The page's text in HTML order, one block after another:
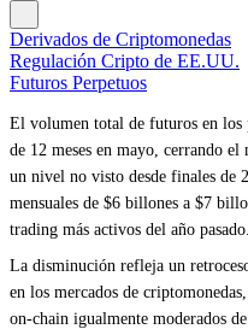
Derivados de Criptomonedas
Regulación Cripto de EE.UU.
Futuros Perpetuos
El volumen total de futuros en los
de 12 meses en mayo, cerrando
un nivel no visto desde finales de
mensuales de $6 billones a $7
trading más activos del año pasado.
La disminución refleja un
en los mercados de
on-chain igualmente moderados